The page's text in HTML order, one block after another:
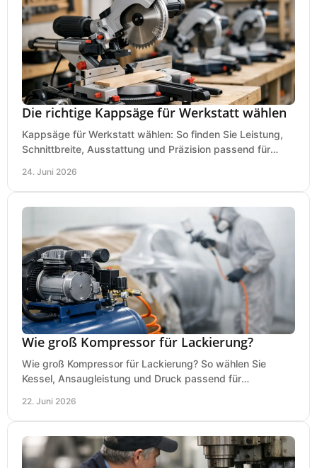
Die richtige Kappsäge für Werkstatt wählen
Kappsäge für Werkstatt wählen: So finden Sie Leistung,
Schnittbreite, Ausstattung und Präzision passend für
24. Juni 2026
Wie groß Kompressor für Lackierung?
Wie groß Kompressor für Lackierung? So wählen Sie
Kessel, Ansaugleistung und Druck passend für
22. Juni 2026